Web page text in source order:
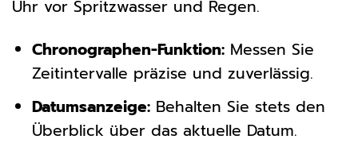
Uhr vor Spritzwasser und Regen.
Chronographen-Funktion:Messen Sie
Zeitintervalle präzise und zuverlässig.
Datumsanzeige:Behalten Sie stets den
Überblick über das aktuelle Datum.